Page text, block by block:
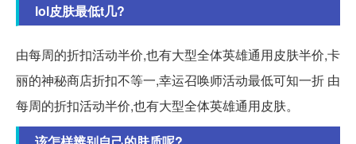
lol皮肤最低t几?
由每周的折扣活动半价,也有大型全体英雄通用皮肤半价,卡
丽的神秘商店折扣不等一,幸运召唤师活动最低可知一折 由
每周的折扣活动半价,也有大型全体英雄通用皮肤。